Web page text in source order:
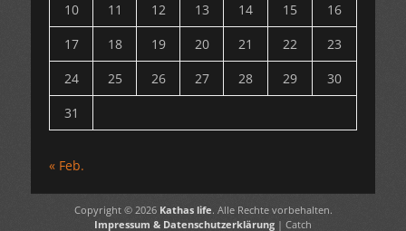
10
11 12 13 14 15
16
17
18 19 20 21 22
23
24
25 26 27 28 29
30
31
« Feb.
Copyright © 2026 Kathas life. Alle Rechte vorbehalten.
Impressum & Datenschutzerklärung | Catch